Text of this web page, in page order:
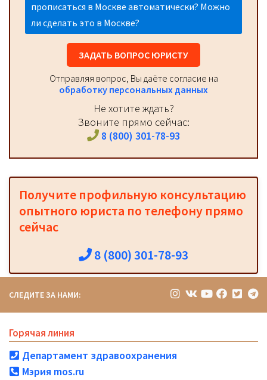
прописаться в Москве автоматически? Можно
ли сделать это в Москве?
ЗАДАТЬ ВОПРОС ЮРИСТУ
Отправляя вопрос, Вы даёте согласие на
обработку персональных данных
Не хотите ждать?
Звоните прямо сейчас:
8 (800) 301-78-93
Получите профильную консультацию
опытного юриста по телефону прямо
сейчас
8 (800) 301-78-93
СЛЕДИТЕ ЗА НАМИ:
Горячая линия
Департамент здравоохранения
Мэрия mos.ru